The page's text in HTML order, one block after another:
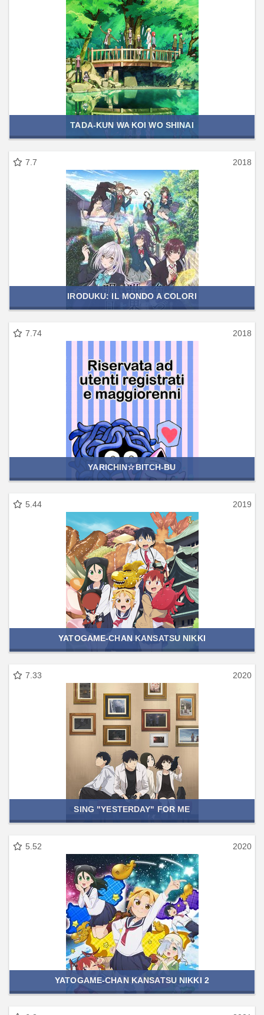
TADA-KUN WA KOI WO SHINAI
7.7 2018
IRODUKU: IL MONDO A COLORI
7.74 2018
YARICHIN☆BITCH-BU
5.44 2019
YATOGAME-CHAN KANSATSU NIKKI
7.33 2020
SING "YESTERDAY" FOR ME
5.52 2020
YATOGAME-CHAN KANSATSU NIKKI 2